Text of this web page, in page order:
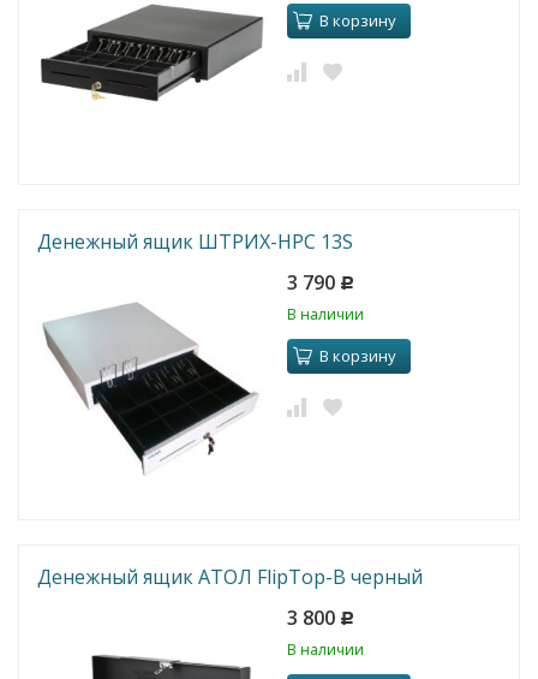
В корзину
Денежный ящик ШТРИХ-HPC 13S
3 790 Р
В наличии
В корзину
Денежный ящик АТОЛ FlipTop-B черный
3 800 Р
В наличии